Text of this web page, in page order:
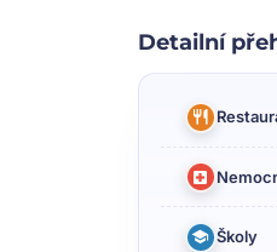
Detailní
Školy